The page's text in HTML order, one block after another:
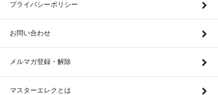
プライバシーポリシー
お問い合わせ
メルマガ登録・解除
マスターエレクとは